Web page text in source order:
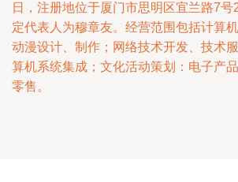
日，注册地位于厦门市思明区宜兰路7
定代表人为穆章友。经营范围包括计算
动漫设计、制作；网络技术开发、技术
算机系统集成；文化活动策划：电子产
零售。